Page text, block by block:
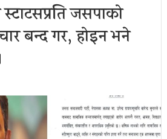
जसपाको
बन्द गर, होइन भने